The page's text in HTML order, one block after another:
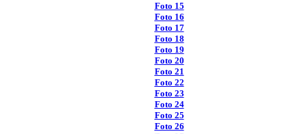
Foto 15
Foto 16
Foto 17
Foto 18
Foto 19
Foto 20
Foto 21
Foto 22
Foto 23
Foto 24
Foto 25
Foto 26